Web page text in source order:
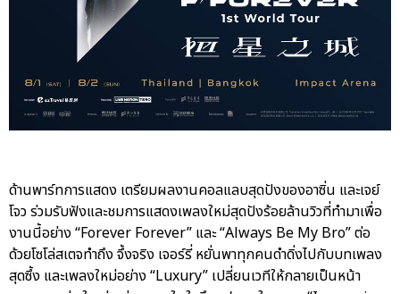
ด้านพาร์ทการแสดง เตรียมผลงานคอลแลบสุดปังของอาซิ่น และเจย์
โจว ร่วมรับฟังและชมการแสดงเพลงใหม่สุดปังร้อยล้านวิวที่ทำมาเพื่อ
งานนี้อย่าง “Forever Forever” และ “Always Be My Bro” ต่อ
ด้วยโซโล่สเตจทำถึง จึ้งจริง เจอร์รี่ หยั่นพาทุกคนดำดิ่งไปกับบทเพลง
สุดซึ้ง และเพลงใหม่อย่าง “Luxury” เปลี่ยนเวทีให้กลายเป็นหน้า